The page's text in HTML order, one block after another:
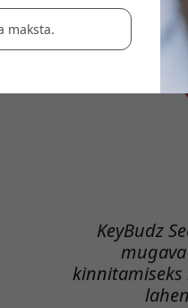
KeyBudz
kinnitamiseks
maksta.